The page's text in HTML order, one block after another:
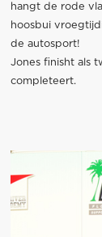
hangt de rode
hoosbui
de autosport!
Jones finisht als
completeert.